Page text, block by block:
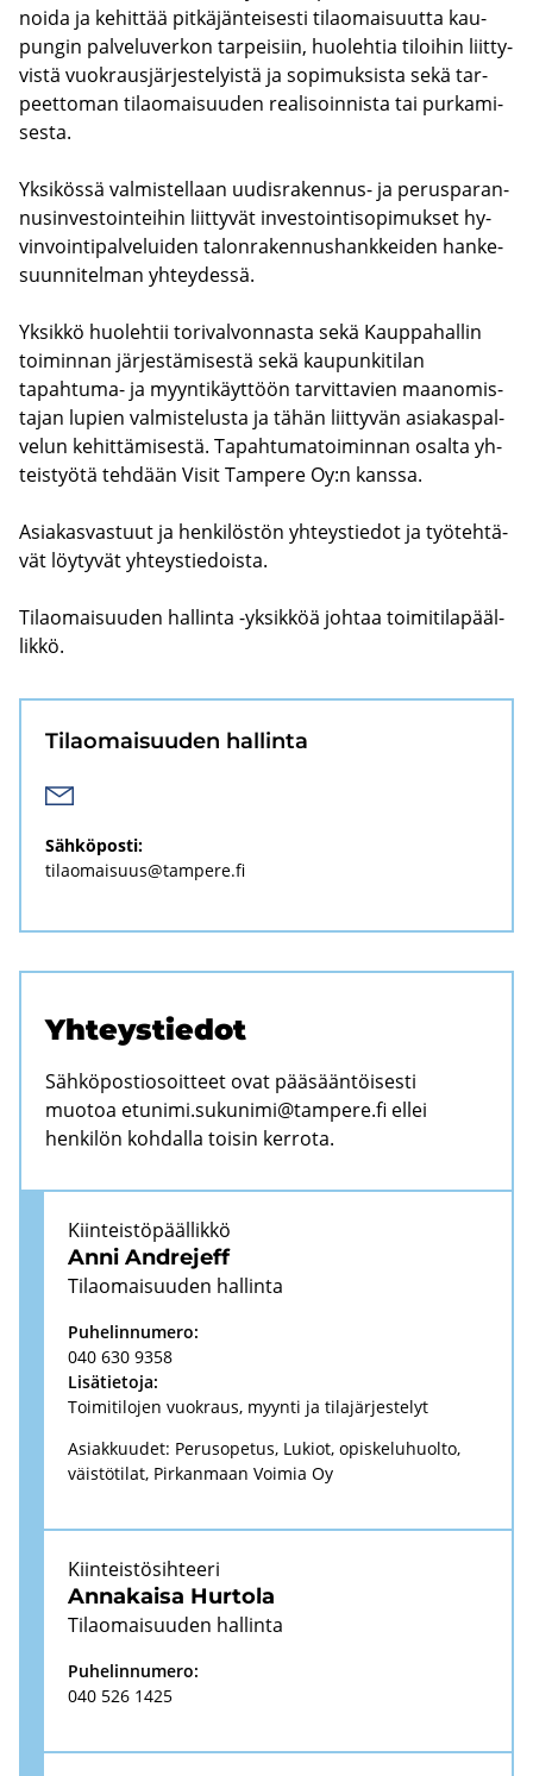
noi­da ja ke­hit­tää pit­kä­jän­tei­ses­ti ti­lao­mai­suut­ta kau­
pun­gin pal­ve­lu­ver­kon tar­pei­siin, huo­leh­tia ti­loi­hin liit­ty­
vis­tä vuo­kraus­jär­jes­te­lyis­tä ja so­pi­muk­sis­ta sekä tar­
peet­to­man ti­lao­mai­suu­den rea­li­soin­nis­ta tai pur­ka­mi­
ses­ta.
Yk­si­kös­sä val­mis­tel­laan uudisrakennus-​ ja pe­rus­pa­ran­
nusin­ves­toin­tei­hin liit­ty­vät in­ves­toin­ti­so­pi­muk­set hy­
vin­voin­ti­pal­ve­lui­den ta­lon­ra­ken­nus­hank­kei­den han­ke­
suun­ni­tel­man yh­tey­des­sä.
Yk­sik­kö huo­leh­tii to­ri­val­von­nas­ta sekä Kaup­pa­hal­lin
toi­min­nan jär­jes­tä­mi­ses­tä sekä kau­pun­ki­ti­lan
tapahtuma-​ ja myyn­ti­käyt­töön tar­vit­ta­vien maa­no­mis­
ta­jan lu­pien val­mis­te­lus­ta ja tähän liit­ty­vän asia­kas­pal­
ve­lun ke­hit­tä­mi­ses­tä. Ta­pah­tu­ma­toi­min­nan osal­ta yh­
teis­työ­tä teh­dään Visit Tam­pe­re Oy:n kans­sa.
Asia­kas­vas­tuut ja hen­ki­lös­tön yh­teys­tie­dot ja työ­teh­tä­
vät löy­ty­vät yh­teys­tie­dois­ta.
Ti­lao­mai­suu­den hal­lin­ta -​yksikköä joh­taa toi­mi­ti­la­pääl­
lik­kö.
Ti­lao­mai­suu­den hal­lin­ta
Säh­kö­pos­ti:
ti­lao­mai­suus@tam­pe­re.fi
Yh­teys­tie­dot
Sähköpostiosoitteet ovat pääsääntöisesti
muotoa etunimi.sukunimi@tampere.fi ellei
henkilön kohdalla toisin kerrota.
Anni Andre­jeff
Kiin­teis­tö­pääl­lik­kö
Ti­lao­mai­suu­den hal­lin­ta
Pu­he­lin­nu­me­ro:
040 630 9358
Li­sä­tie­to­ja:
Toi­mi­ti­lo­jen vuo­kraus, myyn­ti ja ti­la­jär­jes­te­lyt
Asiak­kuu­det: Pe­rus­o­pe­tus, Lu­kiot, opis­ke­lu­huol­to,
väis­tö­ti­lat, Pir­kan­maan Voi­mia Oy
An­na­kai­sa Hur­to­la
Kiin­teis­tö­sih­tee­ri
Ti­lao­mai­suu­den hal­lin­ta
Pu­he­lin­nu­me­ro:
040 526 1425